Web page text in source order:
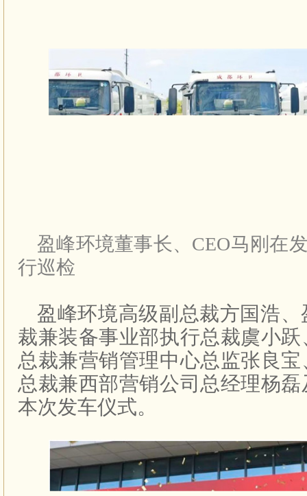
盈峰环境董事长、CEO马刚在
行巡检
盈峰环境高级副总裁方国浩
裁兼装备事业部执行总裁虞小
总裁兼营销管理中心总监张良
总裁兼西部营销公司总经理杨
本次发车仪式。